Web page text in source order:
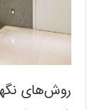
روش‌های